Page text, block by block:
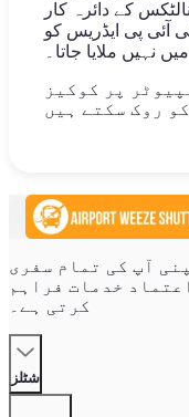
کے دائرہ کار
آئی پی ایڈریس کو
نہیں ملایا جاتا۔
پر کوکیز
آپ کی تمام سفری
خدمات فراہم
کرتی ہے۔
شٹلز